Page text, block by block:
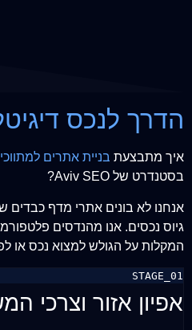
הדרך לנכס
איך מתבצעת בניית אתרים
בסטנדרט של Aviv SEO?
אנחנו לא בונים אתרי מדף כבדים
גיוס נכסים. אנו מהנדסים
המקלות על הגולש למצוא נכס או
STAGE_01
אפיון אזור וצרכי